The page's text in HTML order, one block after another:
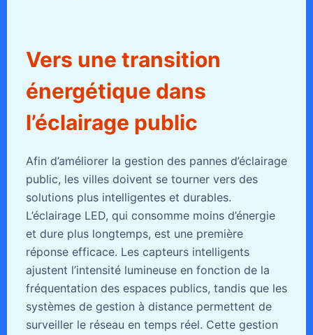
Vers une transition
énergétique dans
l’éclairage public
Afin d’améliorer la gestion des pannes d’éclairage
public, les villes doivent se tourner vers des
solutions plus intelligentes et durables.
L’éclairage LED, qui consomme moins d’énergie
et dure plus longtemps, est une première
réponse efficace. Les capteurs intelligents
ajustent l’intensité lumineuse en fonction de la
fréquentation des espaces publics, tandis que les
systèmes de gestion à distance permettent de
surveiller le réseau en temps réel. Cette gestion